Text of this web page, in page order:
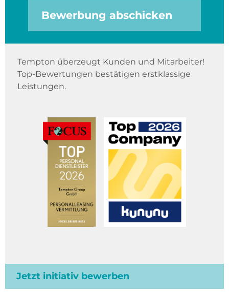
Bewerbung abschicken
Tempton überzeugt Kunden und Mitarbeiter!
Top-Bewertungen bestätigen erstklassige
Leistungen.
Jetzt initiativ bewerben